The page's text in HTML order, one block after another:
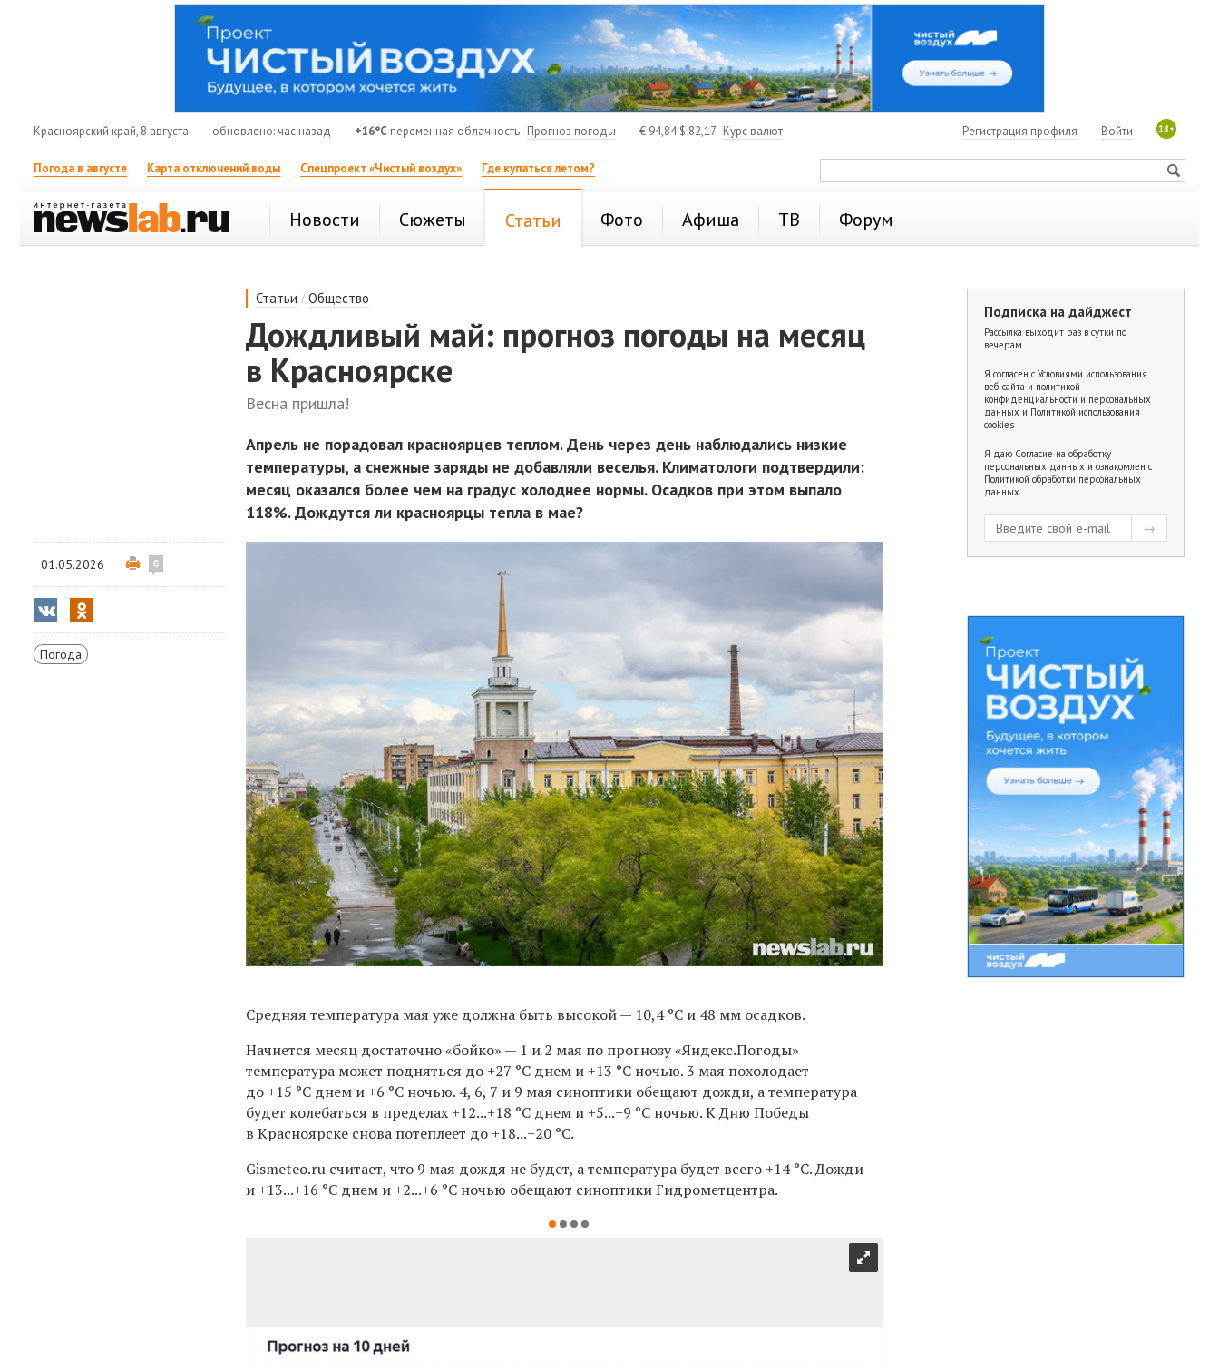
Красноярский край, 8 августа обновлено: час назад +16°C переменная облачность Прогноз погоды € 94,84$ 82,17 Курс валют 18+
Войти
Регистрация профиля
Погода в августе Карта отключений воды Спецпроект «Чистый воздух» Где купаться летом?
Новости Сюжеты Статьи Фото Афиша ТВ Форум
Статьи /Общество
Дождливый май: прогноз погоды на месяц
в Красноярске
Весна пришла!
Апрель не порадовал красноярцев теплом. День через день наблюдались низкие
температуры, а снежные заряды не добавляли веселья. Климатологи подтвердили:
месяц оказался более чем на градус холоднее нормы. Осадков при этом выпало
118%. Дождутся ли красноярцы тепла в мае?
01.05.2026 6
Погода
Средняя температура мая уже должна быть высокой — 10,4 °C и 48 мм осадков.
Начнется месяц достаточно«бойко» — 1 и 2 мая по прогнозу«Яндекс.Погоды»
температура может подняться до +27 °C днем и +13 °C ночью. 3 мая похолодает
до +15 °C днем и +6 °C ночью. 4, 6, 7 и 9 мая синоптики обещают дожди, а температура
будет колебаться в пределах +12...+18 °C днем и +5...+9 °C ночью. К Дню Победы
в Красноярске снова потеплеет до +18...+20 °C.
Gismeteo.ru считает, что 9 мая дождя не будет, а температура будет всего +14 °C. Дожди
и +13...+16 °C днем и +2...+6 °C ночью обещают синоптики Гидрометцентра.
Подписка на дайджест
Рассылка выходит раз в сутки по
вечерам.
Я согласен с Условиями использования
веб-сайта и политикой
конфиденциальности и персональных
данных и Политикой использования
cookies
Я даю Согласие на обработку
персональных данных и ознакомлен с
Политикой обработки персональных
данных